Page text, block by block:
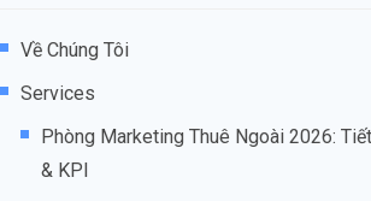
Về Chúng Tôi
Services
Phòng Marketing Thuê Ngoài 2026:
& KPI